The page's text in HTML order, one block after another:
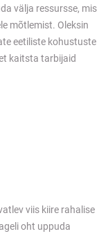
välja ressursse, mis
mõtlemist. Oleksin
eetiliste kohustuste
kaitsta tarbijaid
viis kiire rahalise
oht uppuda